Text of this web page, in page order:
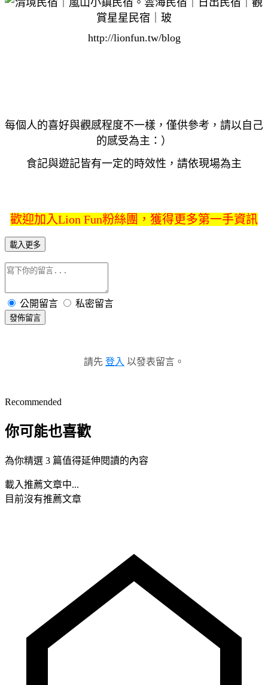
http://lionfun.tw/blog
每個人的喜好與觀感程度不一樣，僅供參考，請以自己
的感受為主：）
食記與遊記皆有一定的時效性，請依現場為主
歡迎加入Lion Fun粉絲團，獲得更多第一手資訊
載入更多
公開留言 私密留言
發佈留言
請先 登入 以發表留言。
Recommended
你可能也喜歡
為你精選 3 篇值得延伸閱讀的內容
載入推薦文章中...
目前沒有推薦文章